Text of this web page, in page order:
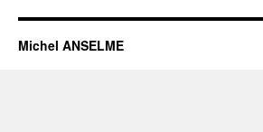
Michel ANSELME